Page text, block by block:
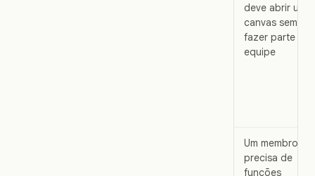
deve abrir um
canvas sem
fazer parte da
equipe
Um membro
precisa de
funções